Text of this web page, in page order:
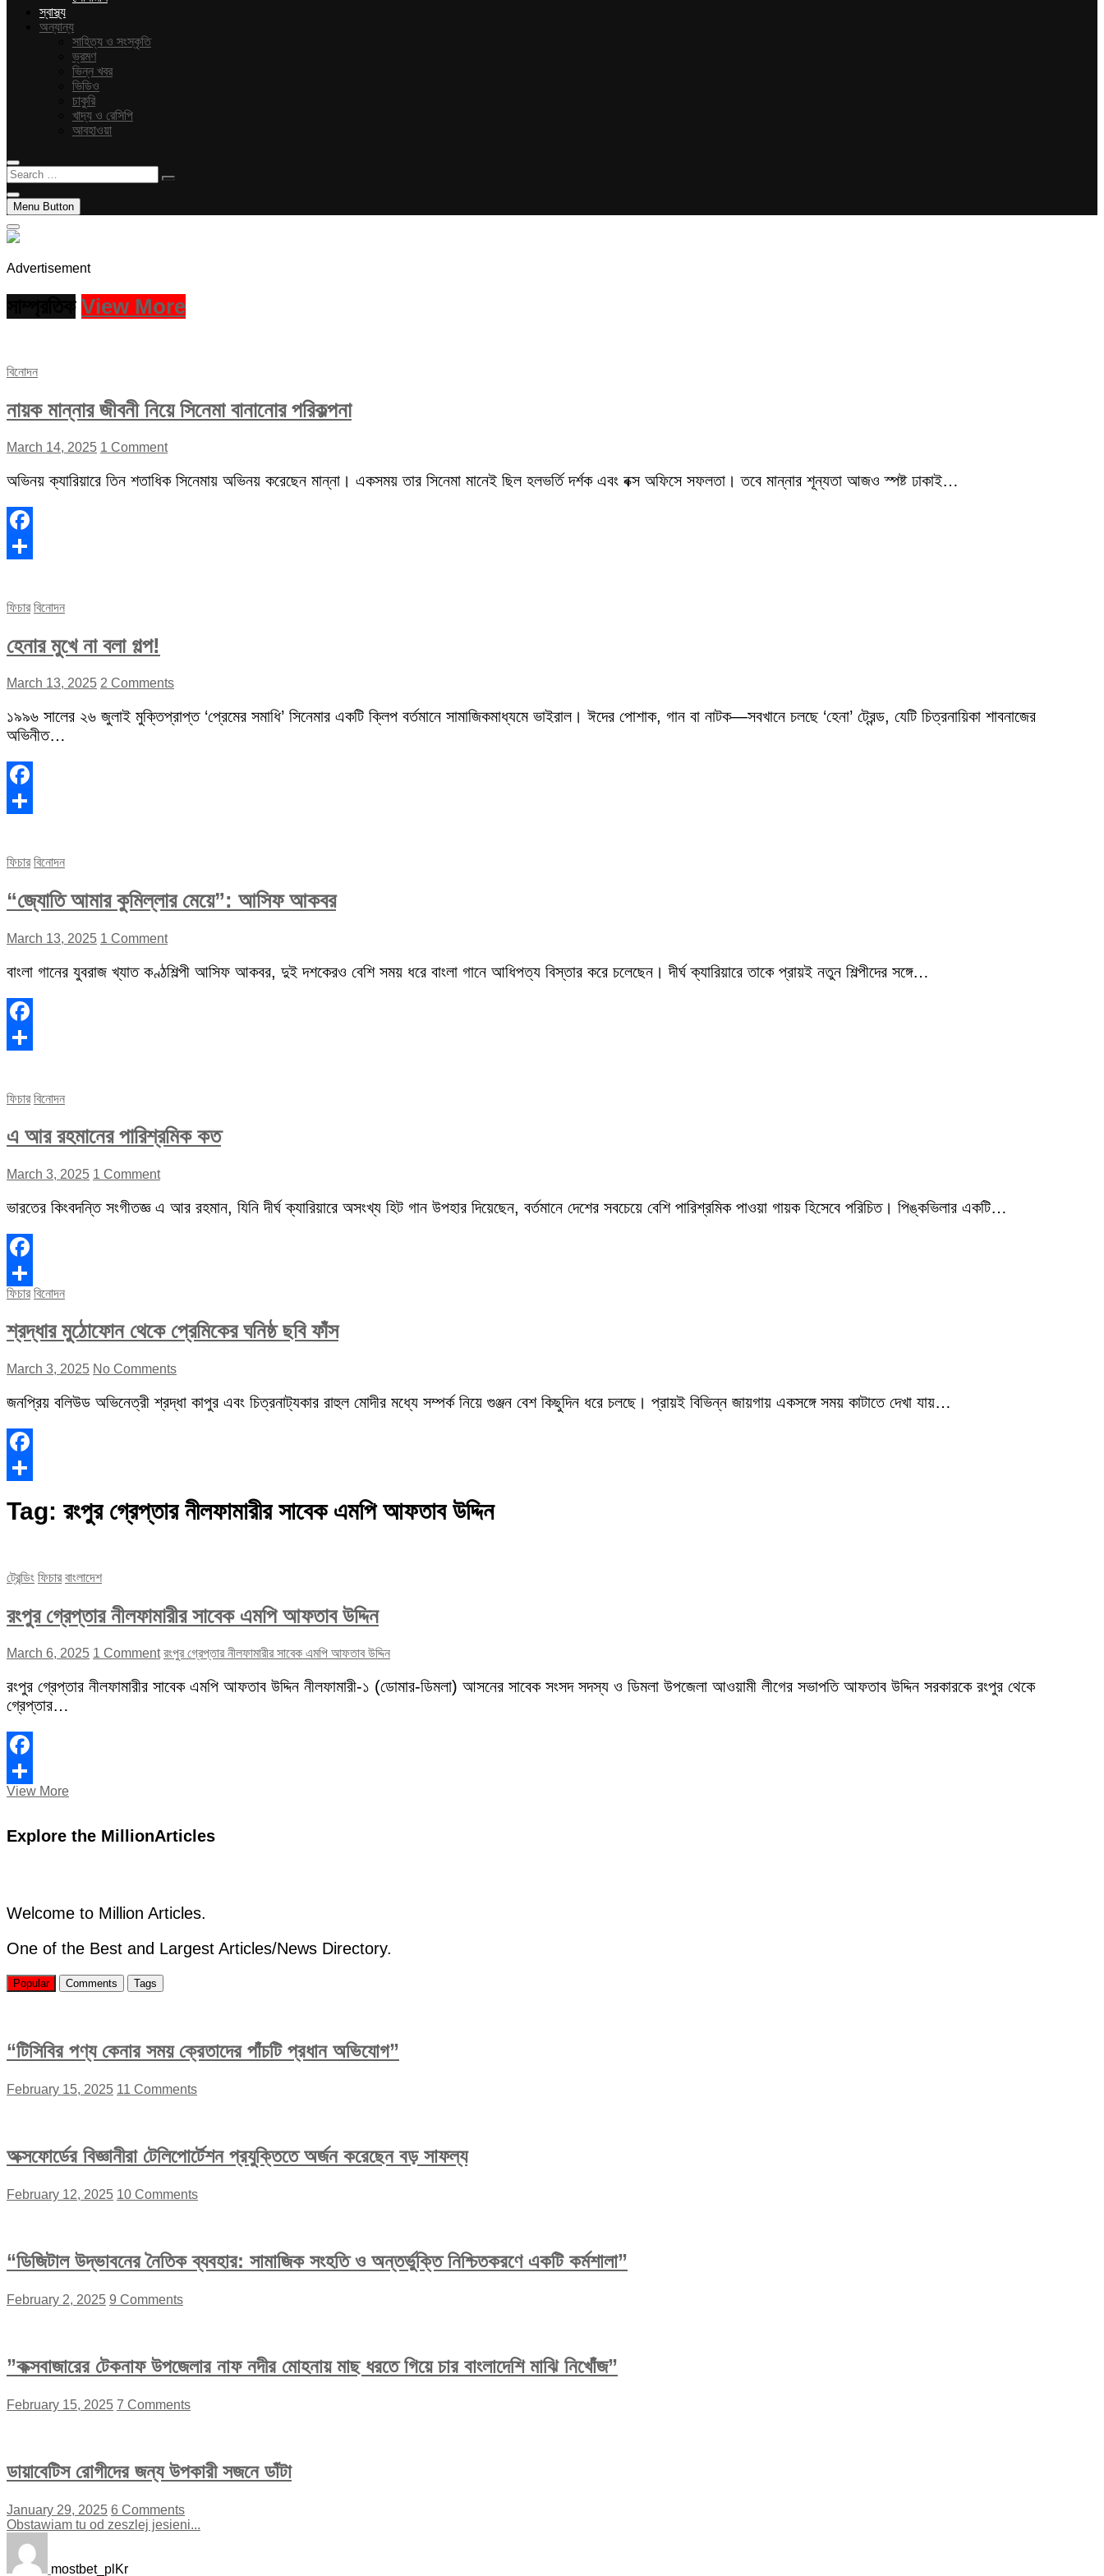
স্বাস্থ্য
অন্যান্য
সাহিত্য ও সংস্কৃতি
ভ্রমণ
ভিন্ন খবর
ভিডিও
চাকুরি
খাদ্য ও রেসিপি
আবহাওয়া
Search
…
Menu Button
Advertisement
View More
বিনোদন
নায়ক মান্নার জীবনী নিয়ে সিনেমা বানানোর পরিকল্পনা
March 14, 2025 1 Comment
অভিনয় ক্যারিয়ারে তিন শতাধিক সিনেমায় অভিনয় করেছেন মান্না। একসময় তার সিনেমা মানেই ছিল হলভর্তি দর্শক এবং বক্স অফিসে সফলতা। তবে মান্নার শূন্যতা আজও স্পষ্ট ঢাকাই…
Facebook
ফিচার বিনোদন
হেনার মুখে না বলা গল্প!
March 13, 2025 2 Comments
১৯৯৬ সালের ২৬ জুলাই মুক্তিপ্রাপ্ত ‘প্রেমের সমাধি’ সিনেমার একটি ক্লিপ বর্তমানে সামাজিকমাধ্যমে ভাইরাল। ঈদের পোশাক, গান বা নাটক—সবখানে চলছে ‘হেনা’ ট্রেন্ড, যেটি চিত্রনায়িকা শাবনাজের
অভিনীত…
Facebook
ফিচার বিনোদন
“জ্যোতি আমার কুমিল্লার মেয়ে”: আসিফ আকবর
March 13, 2025 1 Comment
বাংলা গানের যুবরাজ খ্যাত কণ্ঠশিল্পী আসিফ আকবর, দুই দশকেরও বেশি সময় ধরে বাংলা গানে আধিপত্য বিস্তার করে চলেছেন। দীর্ঘ ক্যারিয়ারে তাকে প্রায়ই নতুন শিল্পীদের সঙ্গে…
Facebook
ফিচার বিনোদন
এ আর রহমানের পারিশ্রমিক কত
March 3, 2025 1 Comment
ভারতের কিংবদন্তি সংগীতজ্ঞ এ আর রহমান, যিনি দীর্ঘ ক্যারিয়ারে অসংখ্য হিট গান উপহার দিয়েছেন, বর্তমানে দেশের সবচেয়ে বেশি পারিশ্রমিক পাওয়া গায়ক হিসেবে পরিচিত। পিঙ্কভিলার একটি…
Facebook
Share
ফিচার বিনোদন
শ্রদ্ধার মুঠোফোন থেকে প্রেমিকের ঘনিষ্ঠ ছবি ফাঁস
March 3, 2025 No Comments
জনপ্রিয় বলিউড অভিনেত্রী শ্রদ্ধা কাপুর এবং চিত্রনাট্যকার রাহুল মোদীর মধ্যে সম্পর্ক নিয়ে গুঞ্জন বেশ কিছুদিন ধরে চলছে। প্রায়ই বিভিন্ন জায়গায় একসঙ্গে সময় কাটাতে দেখা যায়…
Facebook
Tag: রংপুর গ্রেপ্তার নীলফামারীর সাবেক এমপি আফতাব উদ্দিন
ট্রেন্ডিং ফিচার বাংলাদেশ
রংপুর গ্রেপ্তার নীলফামারীর সাবেক এমপি আফতাব উদ্দিন
March 6, 2025 1 Comment রংপুর গ্রেপ্তার নীলফামারীর সাবেক এমপি আফতাব উদ্দিন
রংপুর গ্রেপ্তার নীলফামারীর সাবেক এমপি আফতাব উদ্দিন নীলফামারী-১ (ডোমার-ডিমলা) আসনের সাবেক সংসদ সদস্য ও ডিমলা উপজেলা আওয়ামী লীগের সভাপতি আফতাব উদ্দিন সরকারকে রংপুর থেকে
গ্রেপ্তার…
Facebook
Share
View Moreরংপুর
সাবেক
Explore the MillionArticles
Welcome to Million Articles.
One of the Best and Largest Articles/News Directory.
Popular Comments Tags
“টিসিবির পণ্য কেনার সময় ক্রেতাদের পাঁচটি প্রধান অভিযোগ”
February 15, 2025 11 Comments
অক্সফোর্ডের বিজ্ঞানীরা টেলিপোর্টেশন প্রযুক্তিতে অর্জন করেছেন বড় সাফল্য
February 12, 2025 10 Comments
“ডিজিটাল উদ্ভাবনের নৈতিক ব্যবহার: সামাজিক সংহতি ও অন্তর্ভুক্তি নিশ্চিতকরণে একটি কর্মশালা”
February 2, 2025 9 Comments
”কক্সবাজারের টেকনাফ উপজেলার নাফ নদীর মোহনায় মাছ ধরতে গিয়ে চার বাংলাদেশি মাঝি নিখোঁজ”
February 15, 2025 7 Comments
ডায়াবেটিস রোগীদের জন্য উপকারী সজনে ডাঁটা
January 29, 2025 6 Comments
Obstawiam tu od zeszlej jesieni...
mostbet_plKr